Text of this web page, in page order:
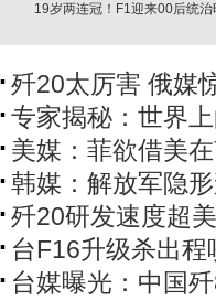
19岁两连冠！F1迎来00后统治
歼20太厉害 俄媒
专家揭秘：世界
美媒：菲欲借美
韩媒：解放军隐
歼20研发速度超
台F16升级杀出
台媒曝光：中国